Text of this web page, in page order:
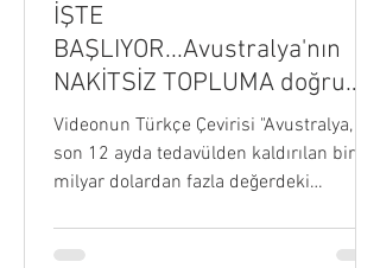
İŞTE
BAŞLIYOR...Avustralya'nın
NAKİTSİZ TOPLUMA doğru
ilerleyişinin şimdiye kadarki
EN GÜÇLÜ İŞARETİ
Videonun Türkçe Çevirisi "Avustralya,
son 12 ayda tedavülden kaldırılan bir
milyar dolardan fazla değerdeki